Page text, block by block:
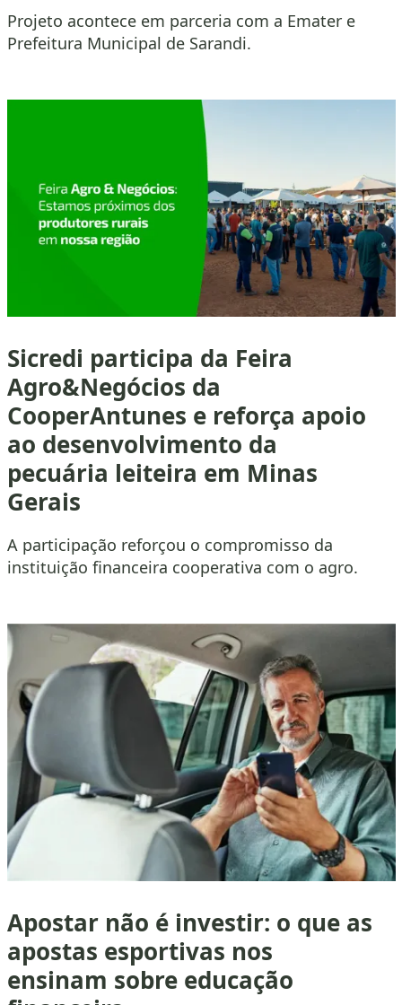
Projeto acontece em parceria com a Emater e
Prefeitura Municipal de Sarandi.
Sicredi participa da Feira
Agro&Negócios da
CooperAntunes e reforça apoio
ao desenvolvimento da
pecuária leiteira em Minas
Gerais
A participação reforçou o compromisso da
instituição financeira cooperativa com o agro.
Apostar não é investir: o que as
apostas esportivas nos
ensinam sobre educação